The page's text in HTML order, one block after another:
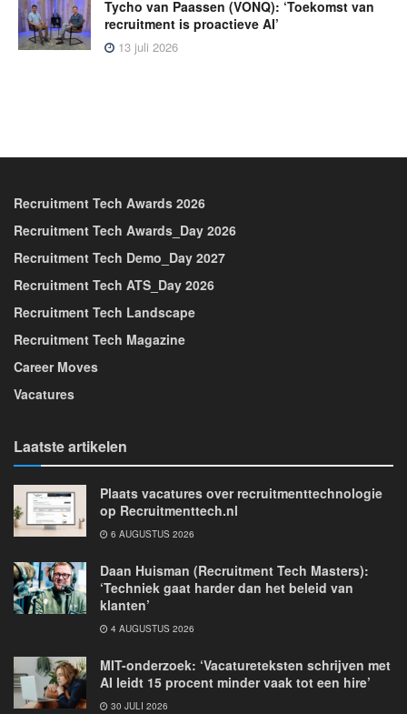
Tycho van Paassen (VONQ): ‘Toekomst van
recruitment is proactieve AI’
13 juli 2026
Recruitment Tech Awards 2026
Recruitment Tech Awards_Day 2026
Recruitment Tech Demo_Day 2027
Recruitment Tech ATS_Day 2026
Recruitment Tech Landscape
Recruitment Tech Magazine
Career Moves
Vacatures
Laatste artikelen
Plaats vacatures over recruitmenttechnologie
op Recruitmenttech.nl
6 AUGUSTUS 2026
Daan Huisman (Recruitment Tech Masters):
‘Techniek gaat harder dan het beleid van
klanten’
4 AUGUSTUS 2026
MIT-onderzoek: ‘Vacatureteksten schrijven met
AI leidt 15 procent minder vaak tot een hire’
30 JULI 2026